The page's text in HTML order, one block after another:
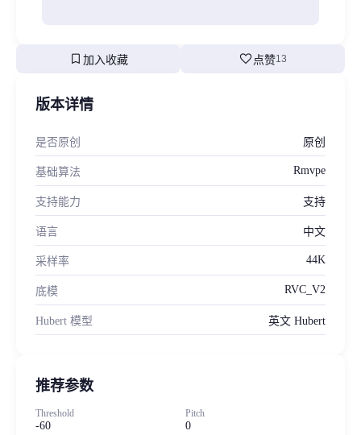
bookmark 加入收藏 favorite 点赞13
版本详情
是否原创 原创
基础算法 Rmvpe
支持能力 支持
语言 中文
采样率 44K
底模 RVC_V2
Hubert 模型 英文 Hubert
推荐参数
Threshold
-60
Pitch
0